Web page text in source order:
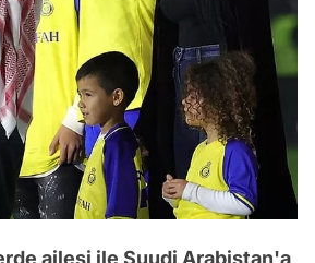
ailesi ile Suudi Arabistan'a